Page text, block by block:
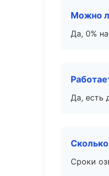
Можно
Да, 0%
Да, есть
Сроки